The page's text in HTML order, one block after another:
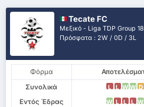
Tecate FC
Μεξικό - Liga TDP Group 18
Πρόσφατα : 2W / 0D / 3L
Φόρμα
Συνολικά
L L W W D
Εντός Έδρας W L L L W